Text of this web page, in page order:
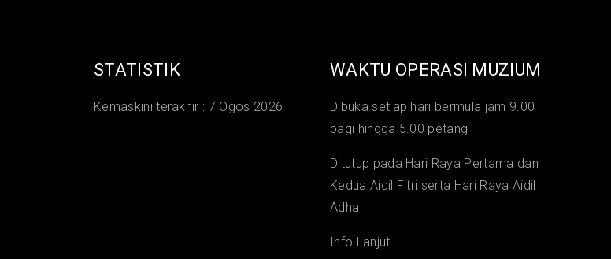
STATISTIK
Kemaskini terakhir : 7 Ogos 2026
WAKTU OPERASI MUZIUM
Dibuka setiap hari bermula jam 9.00
pagi hingga 5.00 petang
Ditutup pada Hari Raya Pertama dan
Kedua Aidil Fitri serta Hari Raya Aidil
Adha
Info Lanjut